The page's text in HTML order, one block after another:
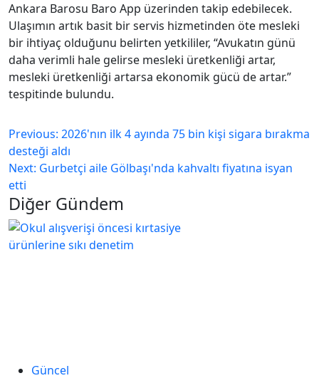
Ankara Barosu Baro App üzerinden takip edebilecek.
Ulaşımın artık basit bir servis hizmetinden öte mesleki
bir ihtiyaç olduğunu belirten yetkililer, “Avukatın günü
daha verimli hale gelirse mesleki üretkenliği artar,
mesleki üretkenliği artarsa ekonomik gücü de artar.”
tespitinde bulundu.
Previous: 2026'nın ilk 4 ayında 75 bin kişi sigara bırakma
desteği aldı
Next: Gurbetçi aile Gölbaşı'nda kahvaltı fiyatına isyan
etti
Diğer Gündem
Güncel